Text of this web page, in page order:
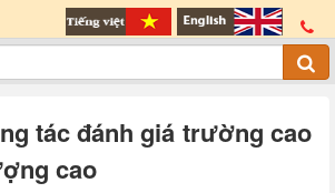
tác đánh giá trường cao
cao